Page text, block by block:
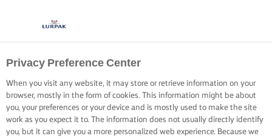
Privacy Preference Center
When you visit any website, it may store or retrieve information on your
browser, mostly in the form of cookies. This information might be about
you, your preferences or your device and is mostly used to make the site
work as you expect it to. The information does not usually directly identify
you, but it can give you a more personalized web experience. Because we